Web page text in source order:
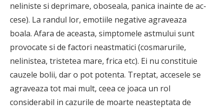
neliniste si deprimare, oboseala, panica inainte de ac­
cese). La randul lor, emotiile negative agraveaza
boala. Afara de aceasta, simptomele astmului sunt
provocate si de factori neastmatici (cosmarurile,
nelinistea, tristetea mare, frica etc). Ei nu constituie
cauzele bolii, dar o pot potenta. Treptat, accesele se
agraveaza tot mai mult, ceea ce joaca un rol
considerabil in cazurile de moarte neasteptata de